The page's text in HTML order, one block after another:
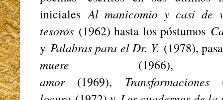
inicialesAl manicomio y casi de
tesoros (1962) hasta los póstumos
y Palabras para el Dr. Y. (1978),
muere
amor(1969), Transformaciones